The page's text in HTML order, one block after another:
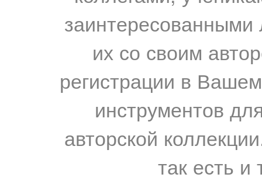
их со своим
регистрации в
инструментов
авторской
так есть и